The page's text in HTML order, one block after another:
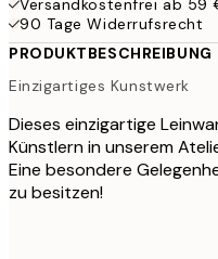
Versandkostenfrei ab 59
90 Tage Widerrufsrecht
PRODUKTBESCHREIBUNG
Einzigartiges Kunstwerk
Dieses einzigartige
Künstlern in unserem
Eine besondere
zu besitzen!